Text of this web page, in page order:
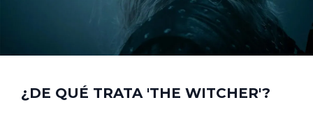
¿DE QUÉ TRATA 'THE WITCHER'?